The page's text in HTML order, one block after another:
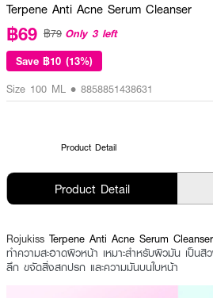
Terpene Anti Acne Serum Cleanser
฿69 ฿79 Only 3 left
Save ฿10 (13%)
Size 100 ML • 8858851438631
Product Detail
Product Detail
Rojukiss Terpene Anti Acne Serum
ทำความสะอาดผิวหน้า เหมาะสำหรับผิวมัน เป็นสิ
ลึก ขจัดสิ่งสกปรก และความมันบนใบหน้า